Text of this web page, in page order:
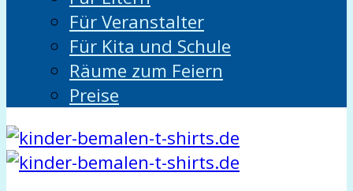
Für Veranstalter
Für Kita und Schule
Räume zum Feiern
Preise